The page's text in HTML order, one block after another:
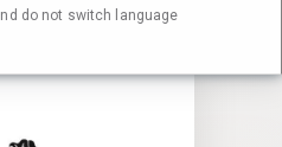
do not switch language